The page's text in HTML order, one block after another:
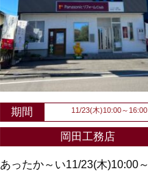
期間 11/23(木)10:00～16:00
岡田工務店
あったか～い11/23(木)10:00～